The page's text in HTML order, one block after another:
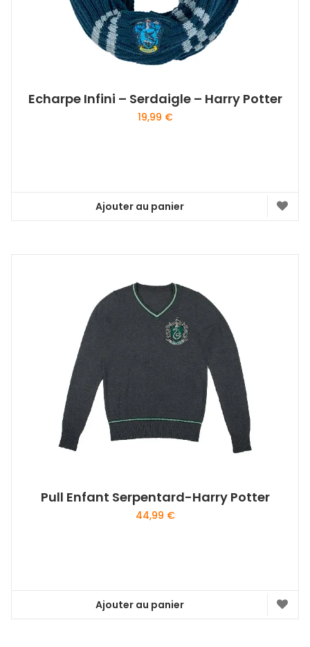
Echarpe Infini – Serdaigle – Harry Potter
19,99 €
Ajouter au panier
Pull Enfant Serpentard-Harry Potter
44,99 €
Ajouter au panier